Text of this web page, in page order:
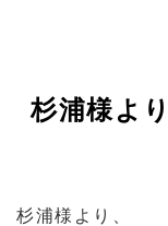
杉浦様よ
杉浦様より、